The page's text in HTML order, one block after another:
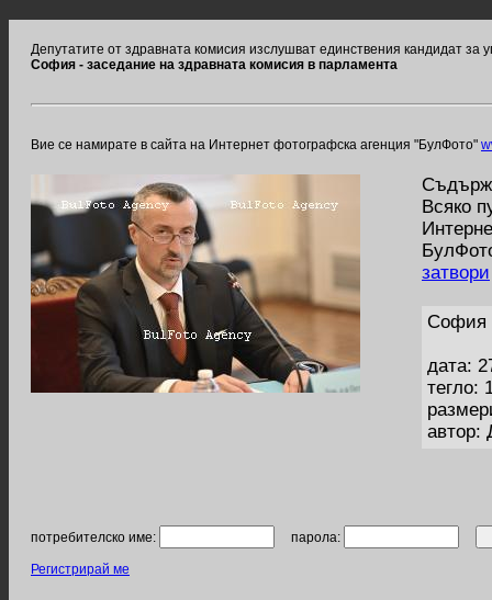
Депутатите от здравната комисия изслушват единствения кандидат
София - заседание на здравната комисия в парламента
Вие се намирате в сайта на Интернет фотографска агенция "БулФото"
Всяко
затвори
София
дата:
тегло:
автор:
потребителско име: парола:
Регистрирай ме